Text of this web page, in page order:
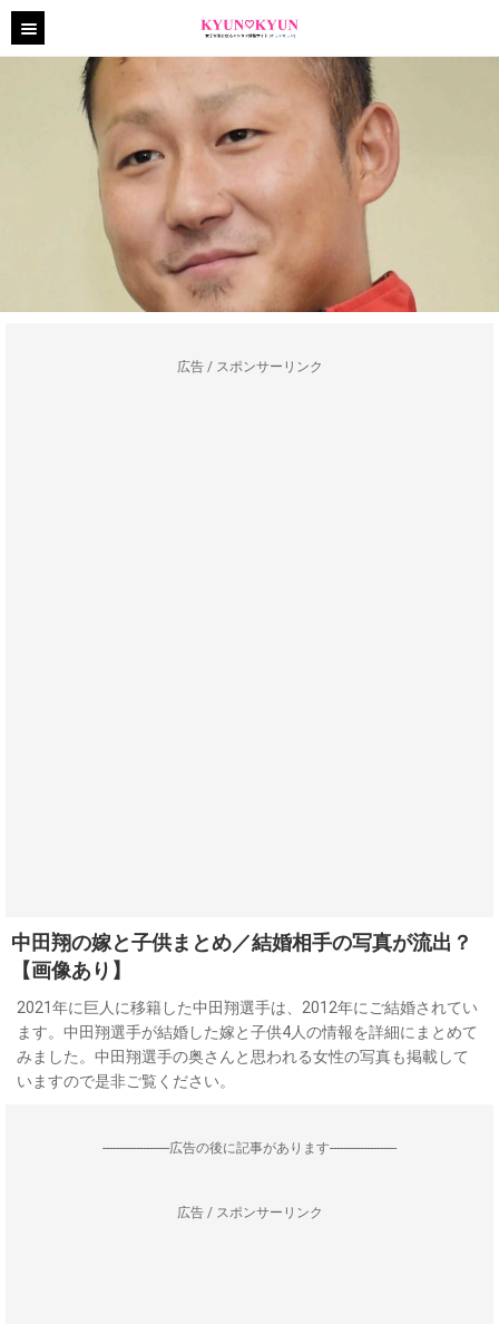
広告 / スポンサーリンク
中田翔の嫁と子供まとめ／結婚相手の写真が流出？
【画像あり】
2021年に巨人に移籍した中田翔選手は、2012年にご結婚されてい
ます。中田翔選手が結婚した嫁と子供4人の情報を詳細にまとめて
みました。中田翔選手の奥さんと思われる女性の写真も掲載して
いますので是非ご覧ください。
--------------------広告の後に記事があります--------------------
広告 / スポンサーリンク